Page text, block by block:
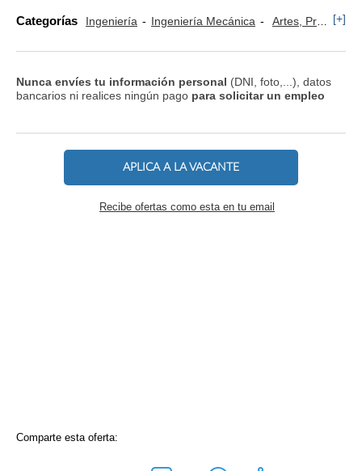
Categorías Ingeniería Ingeniería Mecánica Artes, Profesiones y Oficios [+]
Nunca envíes tu información personal (DNI, foto,...), datos
bancarios ni realices ningún pago para solicitar un empleo
APLICA A LA VACANTE
Recibe ofertas como esta en tu email
Comparte esta oferta: